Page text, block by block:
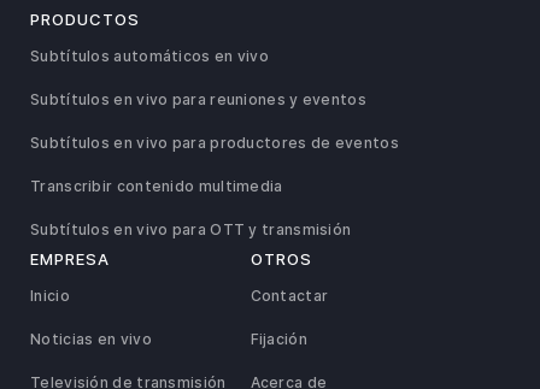
PRODUCTOS
Subtítulos automáticos en vivo
Subtítulos en vivo para reuniones y eventos
Subtítulos en vivo para productores de eventos
Transcribir contenido multimedia
Subtítulos en vivo para OTT y transmisión
EMPRESA
Inicio
Noticias en vivo
Televisión de transmisión
OTROS
Contactar
Fijación
Acerca de